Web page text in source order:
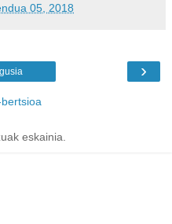
05, 2018
›
eskainia.